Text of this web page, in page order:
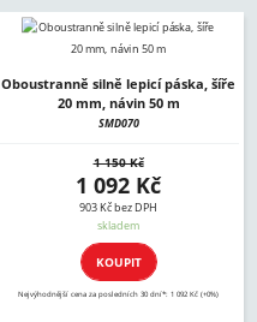
Oboustranně silně lepicí páska, šíře
20 mm, návin 50 m
SMD070
1 150 Kč
1 092 Kč
903 Kč bez DPH
skladem
KOUPIT
Nejvýhodnější cena za posledních 30 dní*: 1 092 Kč (+0%)